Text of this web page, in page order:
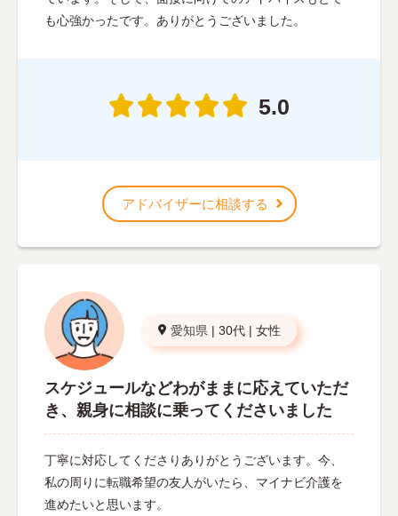
も心強かったです。ありがとうございました。
5.0
アドバイザーに相談する
愛知県 | 30代 | 女性
スケジュールなどわがままに応えていただ
き、親身に相談に乗ってくださいました
丁寧に対応してくださりありがとうございます。今、
私の周りに転職希望の友人がいたら、マイナビ介護を
進めたいと思います。